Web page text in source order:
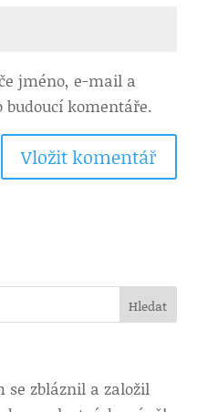
jméno, e-mail a
budoucí komentáře.
se zbláznil a založil